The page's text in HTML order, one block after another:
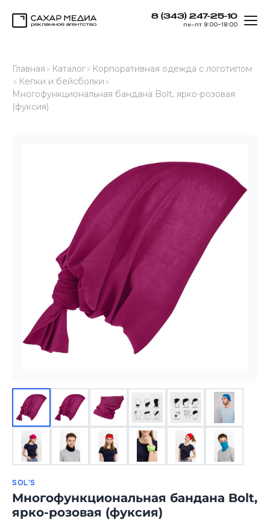
8 (343) 247-25-10
пн–пт 9:00–18:00
Главная » Каталог» Корпоративная одежда с логотипом
» Кепки и бейсболки »
Многофункциональная бандана Bolt, ярко-розовая
(фуксия)
SOL'S
Многофункциональная бандана Bolt,
ярко-розовая (фуксия)